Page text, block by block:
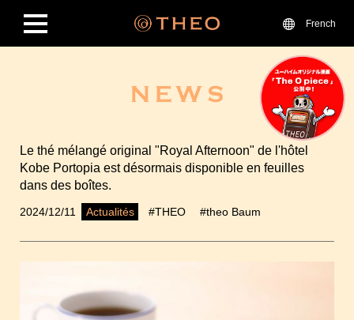
French
Le thé mélangé original "Royal Afternoon" de l'hôtel
Kobe Portopia est désormais disponible en feuilles
dans des boîtes.
2024/12/11 Actualités #THEO #theo Baum